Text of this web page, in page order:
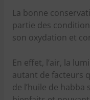
La bonne
partie des
son oxydation et
En effet, l’air, la
autant de facteurs
de l’huile de